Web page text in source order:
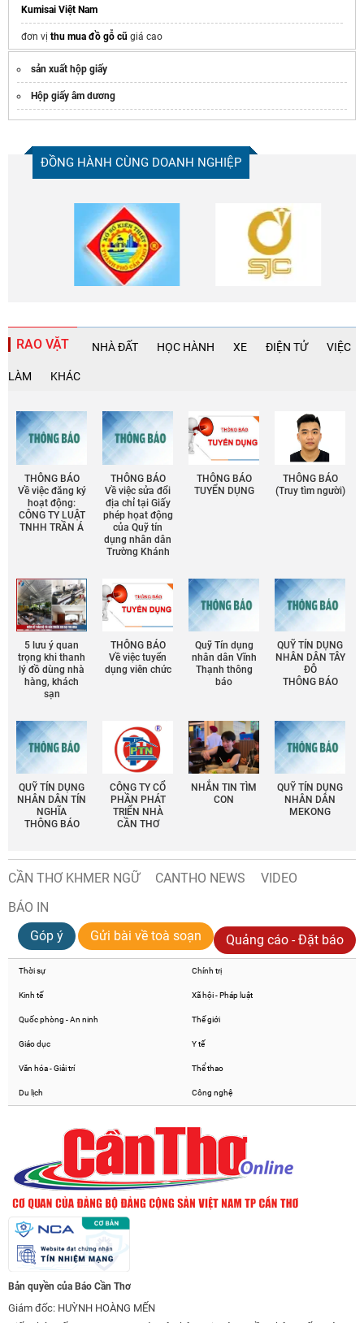
Kumisai Việt Nam
đơn vị thu mua đồ gỗ cũ giá cao
In hộp giấy tphcm
Địa chỉ cung cấp giấy pelure
webthiet ke menu quan cafe
Công tyin hộp giấy theo yêu cầuchất lượng
sản xuất hộp giấy
Hộp giấy âm dương
ĐỒNG HÀNH CÙNG DOANH NGHIỆP
RAO VẶT NHÀ ĐẤT HỌC HÀNH XE ĐIỆN TỬ VIỆC
LÀM KHÁC
THÔNG BÁO
Về việc đăng ký
hoạt động:
CÔNG TY LUẬT
TNHH TRẦN Á
THÔNG BÁO
Về việc sửa đổi
địa chỉ tại Giấy
phép họat động
của Quỹ tín
dụng nhân dân
Trường Khánh
THÔNG BÁO
TUYỂN DỤNG
THÔNG BÁO
(Truy tìm người)
5 lưu ý quan
trọng khi thanh
lý đồ dùng nhà
hàng, khách
sạn
THÔNG BÁO
Về việc tuyển
dụng viên chức
Quỹ Tín dụng
nhân dân Vĩnh
Thạnh thông
báo
QUỸ TÍN DỤNG
NHÂN DÂN TÂY
ĐÔ
THÔNG BÁO
QUỸ TÍN DỤNG
NHÂN DÂN TÍN
NGHĨA
THÔNG BÁO
CÔNG TY CỔ
PHẦN PHÁT
TRIỂN NHÀ
CẦN THƠ
NHẮN TIN TÌM
CON
QUỸ TÍN DỤNG
NHÂN DÂN
MEKONG
CẦN THƠ KHMER NGỮ CANTHO NEWS
VIDEO
BÁO IN
Góp ý
Gửi bài về toà soạn Quảng cáo - Đặt báo
Thời sự Chính trị
Kinh tế Xã hội - Pháp luật
Quốc phòng - An ninh Thế giới
Giáo dục Y tế
Văn hóa - Giải trí Thể thao
Du lịch Công nghệ
Bản quyền của Báo Cần Thơ
Giám đốc: HUỲNH HOÀNG MẾN